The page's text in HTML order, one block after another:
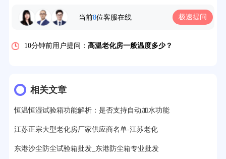
当前8位客服在线 极速提问
7分钟前用户提问： 老化房安全要求标准有哪些？
12分钟前用户提问： 氙灯老化1小时等于多少天？
15分钟前用户提问：
17分钟前用户提问：步入式老化房有多大的？
22分钟前用户提问：紫外线老化箱辐照时间是多久？
25分钟前用户提问：老化箱和干燥箱区别？
相关文章
恒温恒湿试验箱功能解析：是否支持自动加水功能
江苏正宗大型老化房厂家供应商名单-江苏老化
东港沙尘防尘试验箱批发_东港防尘箱专业批发